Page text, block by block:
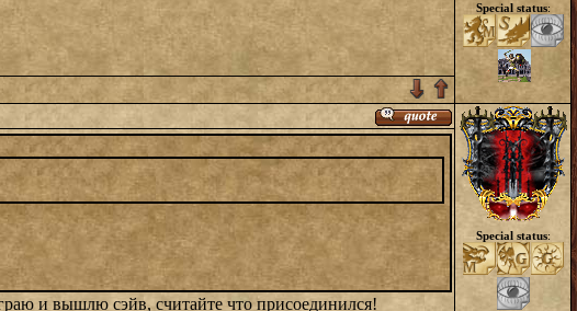
Special status:
и вышлю сэйв, считайте что присоединился!
Special status: